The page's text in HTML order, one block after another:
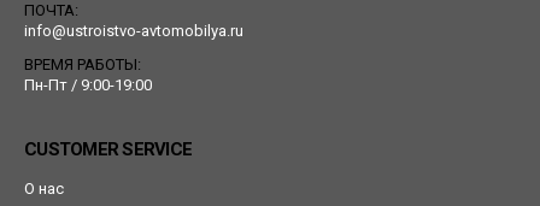
ПОЧТА:
info@ustroistvo-avtomobilya.ru
ВРЕМЯ РАБОТЫ:
Пн-Пт / 9:00-19:00
CUSTOMER SERVICE
О нас